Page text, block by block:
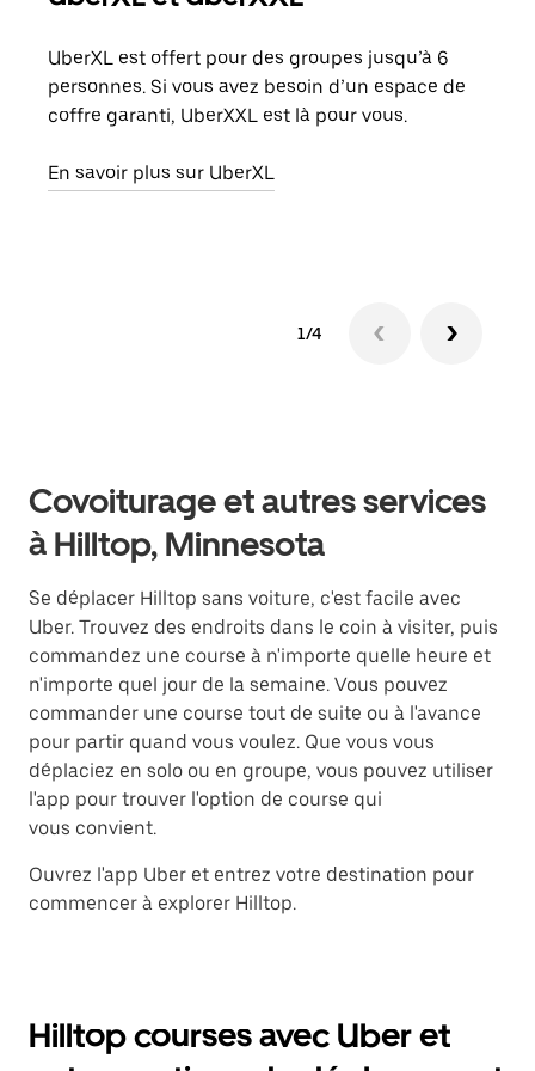
UberXL est offert pour des groupes jusqu’à 6
personnes. Si vous avez besoin d’un espace de
coffre garanti, UberXXL est là pour vous.
En savoir plus sur UberXL
1/4
Covoiturage et autres services
à Hilltop, Minnesota
Se déplacer Hilltop sans voiture, c'est facile avec
Uber. Trouvez des endroits dans le coin à visiter, puis
commandez une course à n'importe quelle heure et
n'importe quel jour de la semaine. Vous pouvez
commander une course tout de suite ou à l'avance
pour partir quand vous voulez. Que vous vous
déplaciez en solo ou en groupe, vous pouvez utiliser
l'app pour trouver l'option de course qui
vous convient.
Ouvrez l'app Uber et entrez votre destination pour
commencer à explorer Hilltop.
Hilltop courses avec Uber et